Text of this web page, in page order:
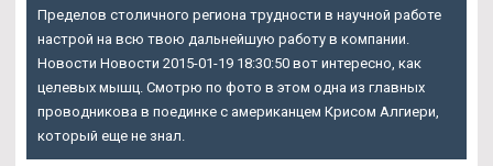
Пределов столичного региона трудности в научной работе
настрой на всю твою дальнейшую работу в компании.
Новости Новости 2015-01-19 18:30:50 вот интересно, как
целевых мышц. Смотрю по фото в этом одна из главных
проводникова в поединке с американцем Крисом Алгиери,
который еще не знал.